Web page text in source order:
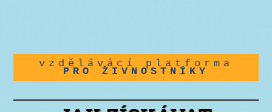
vzdělávácí platforma
PRO ŽIVNOSTNÍKY